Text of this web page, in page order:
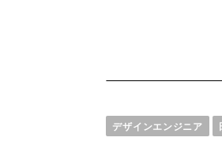
デザインエンジニア